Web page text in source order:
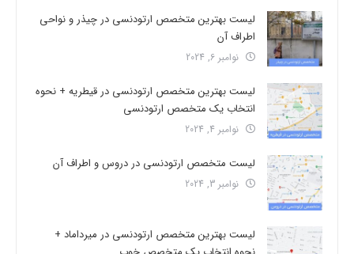
لیست بهترین متخصص ارتودنسی در چیذر و نواحی
اطراف آن
نوامبر 6, 2024
لیست بهترین متخصص ارتودنسی در قیطریه + نحوه
انتخاب یک متخصص ارتودنسی
نوامبر 4, 2024
لیست متخصص ارتودنسی در دروس و اطراف آن
نوامبر 3, 2024
لیست بهترین متخصص ارتودنسی در میرداماد +